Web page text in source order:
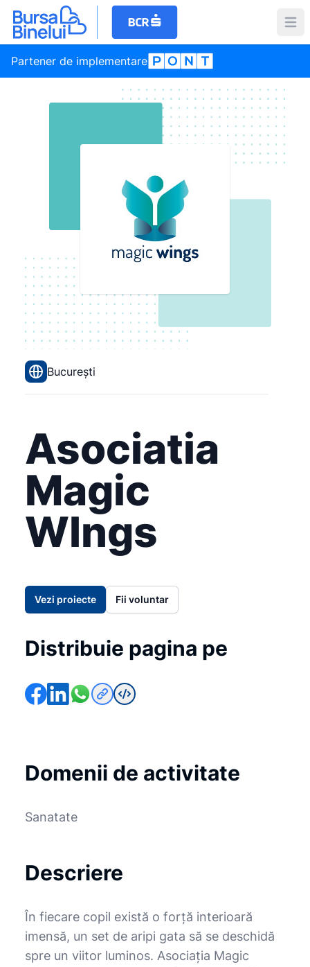
Partener de implementare
București
Asociatia
Magic
WIngs
Vezi proiecte Fii voluntar
Distribuie pagina pe
Domenii de activitate
Sanatate
Descriere
În fiecare copil există o forță interioară
imensă, un set de aripi gata să se deschidă
spre un viitor luminos. Asociația Magic